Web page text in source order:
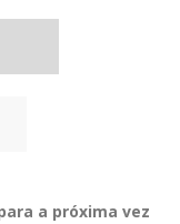
a próxima vez